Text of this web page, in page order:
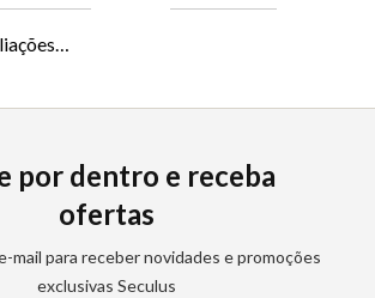
por dentro e receba
ofertas
mail para receber novidades e promoções
exclusivas Seculus